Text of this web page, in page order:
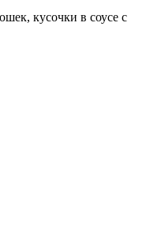
кусочки в соусе с